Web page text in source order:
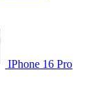
IPhone 16 Pro